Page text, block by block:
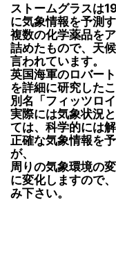
ストームグラスは
に気象情報を予測
複数の化学薬品を
詰めたもので、天
言われています。
英国海軍のロバー
を詳細に研究した
別名「フィッツロ
実際には気象状況
ては、科学的には
正確な気象情報を
が、
周りの気象環境の
に変化しますので
み下さい。